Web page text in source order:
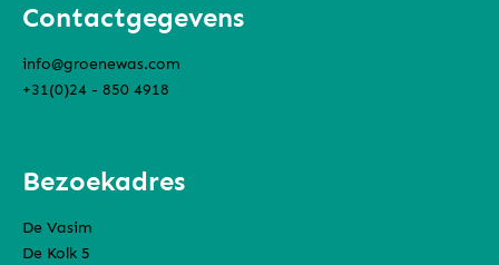
Contactgegevens
info@groenewas.com
+31(0)24 - 850 4918
Bezoekadres
De Vasim
De Kolk 5